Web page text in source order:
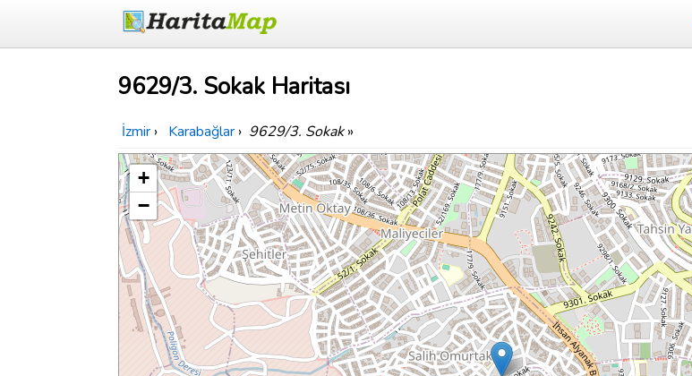
9629/3. Sokak Haritası
İzmir › Karabağlar › 9629/3. Sokak»
+
−